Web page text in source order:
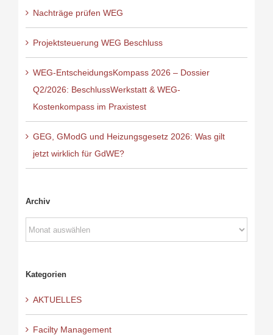
Nachträge prüfen WEG
Projektsteuerung WEG Beschluss
WEG-EntscheidungsKompass 2026 – Dossier
Q2/2026: BeschlussWerkstatt & WEG-
Kostenkompass im Praxistest
GEG, GModG und Heizungsgesetz 2026: Was gilt
jetzt wirklich für GdWE?
Archiv
Archiv
Kategorien
AKTUELLES
Facilty Management